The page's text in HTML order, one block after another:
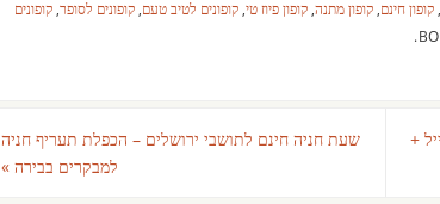
קופון חינם קופון מתנה קופון פיוז טי קופונים לטיב טעם קופונים לסופר קופונים
.
+
שעת חניה חינם לתושבי ירושלים – הכפלת תעריף חניה
למבקרים בבירה »